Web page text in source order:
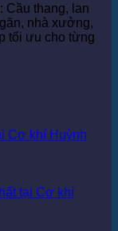
Cầu thang, lan
nhà xưởng,
tối ưu cho từng
Cơ khí Huỳnh
tại Cơ khí